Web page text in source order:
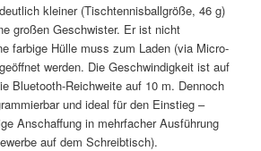
kleiner (Tischtennisballgröße, 46 g)
großen Geschwister. Er ist nicht
farbige Hülle muss zum Laden (via Micro-
werden. Die Geschwindigkeit ist auf
Bluetooth-Reichweite auf 10 m. Dennoch
und ideal für den Einstieg –
Anschaffung in mehrfacher Ausführung
auf dem Schreibtisch).